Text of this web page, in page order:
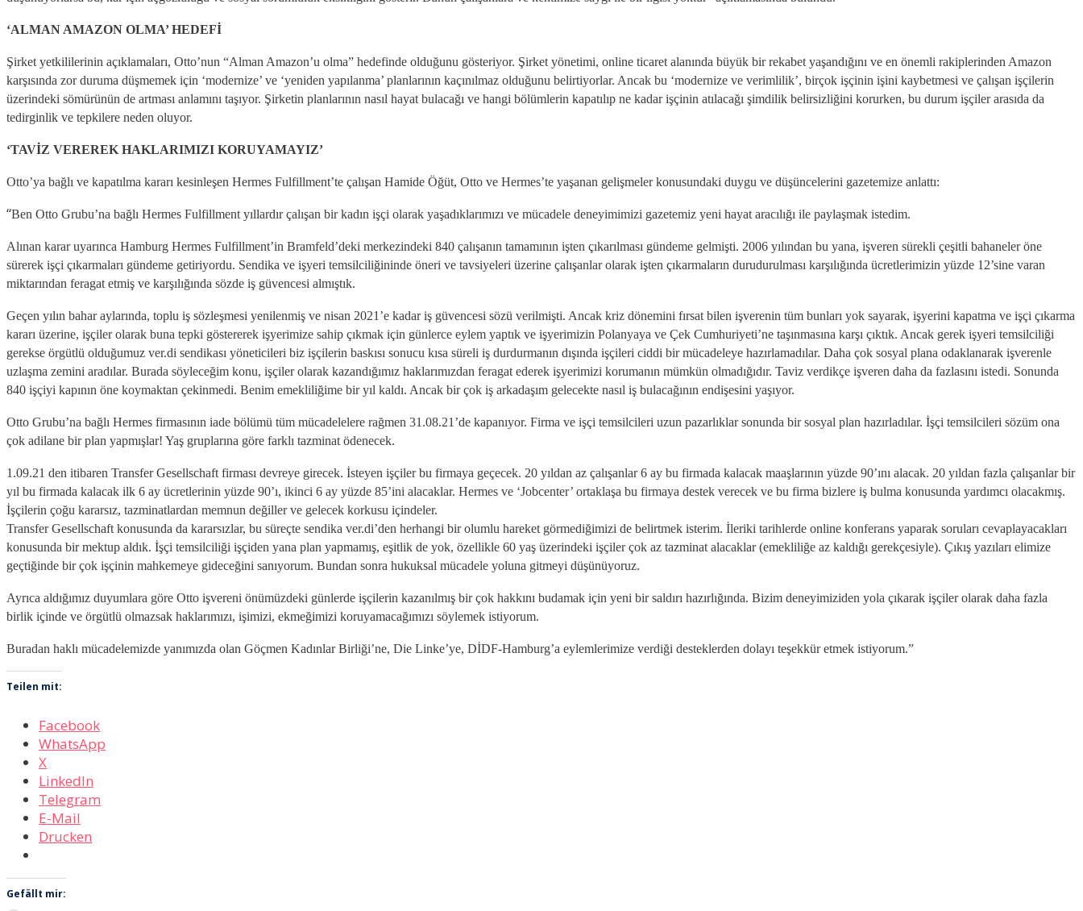
‘ALMAN AMAZON OLMA’ HEDEFİ
Şirket yetkililerinin açıklamaları, Otto’nun “Alman Amazon’u olma” hedefinde olduğunu gösteriyor. Şirket yönetimi, online ticaret alanında büyük bir rekabet yaşandığını ve en önemli rakiplerinden Amazon
karşısında zor duruma düşmemek için ‘modernize’ ve ‘yeniden yapılanma’ planlarının kaçınılmaz olduğunu belirtiyorlar. Ancak bu ‘modernize ve verimlilik’, birçok işçinin işini kaybetmesi ve çalışan işçilerin
üzerindeki sömürünün de artması anlamını taşıyor. Şirketin planlarının nasıl hayat bulacağı ve hangi bölümlerin kapatılıp ne kadar işçinin atılacağı şimdilik belirsizliğini korurken, bu durum işçiler arasıda da
tedirginlik ve tepkilere neden oluyor.
‘TAVİZ VEREREK HAKLARIMIZI KORUYAMAYIZ’
Otto’ya bağlı ve kapatılma kararı kesinleşen Hermes Fulfillment’te çalışan Hamide Öğüt, Otto ve Hermes’te yaşanan gelişmeler konusundaki duygu ve düşüncelerini gazetemize anlattı:
“Ben Otto Grubu’na bağlı Hermes Fulfillment yıllardır çalışan bir kadın işçi olarak yaşadıklarımızı ve mücadele deneyimimizi gazetemiz yeni hayat aracılığı ile paylaşmak istedim.
Alınan karar uyarınca Hamburg Hermes Fulfillment’in Bramfeld’deki merkezindeki 840 çalışanın tamamının işten çıkarılması gündeme gelmişti. 2006 yılından bu yana, işveren sürekli çeşitli bahaneler öne
sürerek işçi çıkarmaları gündeme getiriyordu. Sendika ve işyeri temsilciliğininde öneri ve tavsiyeleri üzerine çalışanlar olarak işten çıkarmaların durudurulması karşılığında ücretlerimizin yüzde 12’sine varan
miktarından feragat etmiş ve karşılığında sözde iş güvencesi almıştık.
Geçen yılın bahar aylarında, toplu iş sözleşmesi yenilenmiş ve nisan 2021’e kadar iş güvencesi sözü verilmişti. Ancak kriz dönemini fırsat bilen işverenin tüm bunları yok sayarak, işyerini kapatma ve işçi çıkarma
kararı üzerine, işçiler olarak buna tepki göstererek işyerimize sahip çıkmak için günlerce eylem yaptık ve işyerimizin Polanyaya ve Çek Cumhuriyeti’ne taşınmasına karşı çıktık. Ancak gerek işyeri temsilciliği
gerekse örgütlü olduğumuz ver.di sendikası yöneticileri biz işçilerin baskısı sonucu kısa süreli iş durdurmanın dışında işçileri ciddi bir mücadeleye hazırlamadılar. Daha çok sosyal plana odaklanarak işverenle
uzlaşma zemini aradılar. Burada söyleceğim konu, işçiler olarak kazandığımız haklarımızdan feragat ederek işyerimizi korumanın mümkün olmadığıdır. Taviz verdikçe işveren daha da fazlasını istedi. Sonunda
840 işçiyi kapının öne koymaktan çekinmedi. Benim emekliliğime bir yıl kaldı. Ancak bir çok iş arkadaşım gelecekte nasıl iş bulacağının endişesini yaşıyor.
Otto Grubu’na bağlı Hermes firmasının iade bölümü tüm mücadelelere rağmen 31.08.21’de kapanıyor. Firma ve işçi temsilcileri uzun pazarlıklar sonunda bir sosyal plan hazırladılar. İşçi temsilcileri sözüm ona
çok adilane bir plan yapmışlar! Yaş gruplarına göre farklı tazminat ödenecek.
1.09.21 den itibaren Transfer Gesellschaft firması devreye girecek. İsteyen işçiler bu firmaya geçecek. 20 yıldan az çalışanlar 6 ay bu firmada kalacak maaşlarının yüzde 90’ını alacak. 20 yıldan fazla çalışanlar bir
yıl bu firmada kalacak ilk 6 ay ücretlerinin yüzde 90’ı, ikinci 6 ay yüzde 85’ini alacaklar. Hermes ve ‘Jobcenter’ ortaklaşa bu firmaya destek verecek ve bu firma bizlere iş bulma konusunda yardımcı olacakmış.
İşçilerin çoğu kararsız, tazminatlardan memnun değiller ve gelecek korkusu içindeler.
Transfer Gesellschaft konusunda da kararsızlar, bu süreçte sendika ver.di’den herhangi bir olumlu hareket görmediğimizi de belirtmek isterim. İleriki tarihlerde online konferans yaparak soruları cevaplayacakları
konusunda bir mektup aldık. İşçi temsilciliği işçiden yana plan yapmamış, eşitlik de yok, özellikle 60 yaş üzerindeki işçiler çok az tazminat alacaklar (emekliliğe az kaldığı gerekçesiyle). Çıkış yazıları elimize
geçtiğinde bir çok işçinin mahkemeye gideceğini sanıyorum. Bundan sonra hukuksal mücadele yoluna gitmeyi düşünüyoruz.
Ayrıca aldığımız duyumlara göre Otto işvereni önümüzdeki günlerde işçilerin kazanılmış bir çok hakkını budamak için yeni bir saldırı hazırlığında. Bizim deneyimiziden yola çıkarak işçiler olarak daha fazla
birlik içinde ve örgütlü olmazsak haklarımızı, işimizi, ekmeğimizi koruyamacağımızı söylemek istiyorum.
Buradan haklı mücadelemizde yanımızda olan Göçmen Kadınlar Birliği’ne, Die Linke’ye, DİDF-Hamburg’a eylemlerimize verdiği desteklerden dolayı teşekkür etmek istiyorum.”
Teilen mit:
Facebook
WhatsApp
X
LinkedIn
Telegram
E-Mail
Drucken
Gefällt mir: